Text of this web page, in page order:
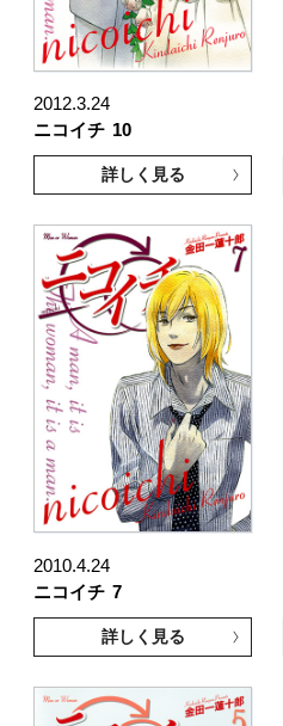
2012.3.24
ニコイチ 10
詳しく見る
2010.4.24
ニコイチ 7
詳しく見る